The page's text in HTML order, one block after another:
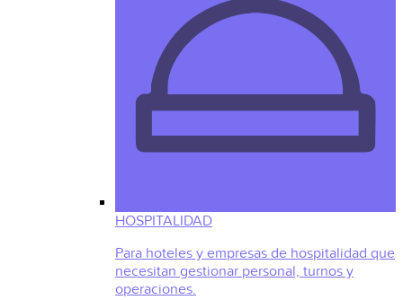
HOSPITALIDAD
Para hoteles y empresas de hospitalidad que
necesitan gestionar personal, turnos y
operaciones.